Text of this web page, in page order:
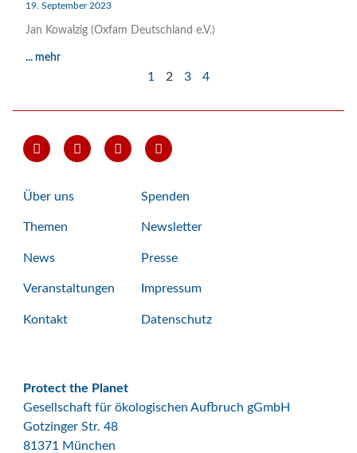
19. September 2023
Jan Kowalzig (Oxfam Deutschland e.V.)
... mehr
1 2 3 4
Über uns
Themen
News
Veranstaltungen
Kontakt
Spenden
Newsletter
Presse
Impressum
Datenschutz
Protect the Planet
Gesellschaft für ökologischen Aufbruch gGmbH
Gotzinger Str. 48
81371 München